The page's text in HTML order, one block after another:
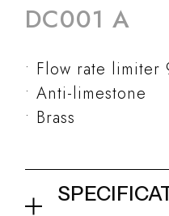
DC001 A
Flow rate limiter
Anti-limestone
Brass